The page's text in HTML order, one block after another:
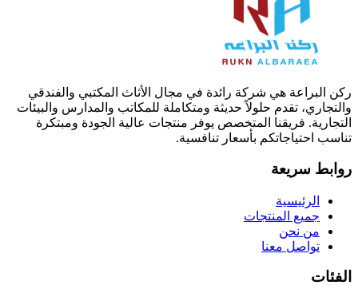
ركن البراعة هي شركة رائدة في مجال الأثاث المكتبي والفندقي
والتجاري، تقدم حلولاً حديثة ومتكاملة للمكاتب والمدارس والبيئات
التجارية. فريقنا المتخصص يوفر منتجات عالية الجودة ومبتكرة
تناسب احتياجاتكم بأسعار تنافسية.
روابط سريعة
الرئيسية
جميع المنتجات
من نحن
تواصل معنا
الفئات